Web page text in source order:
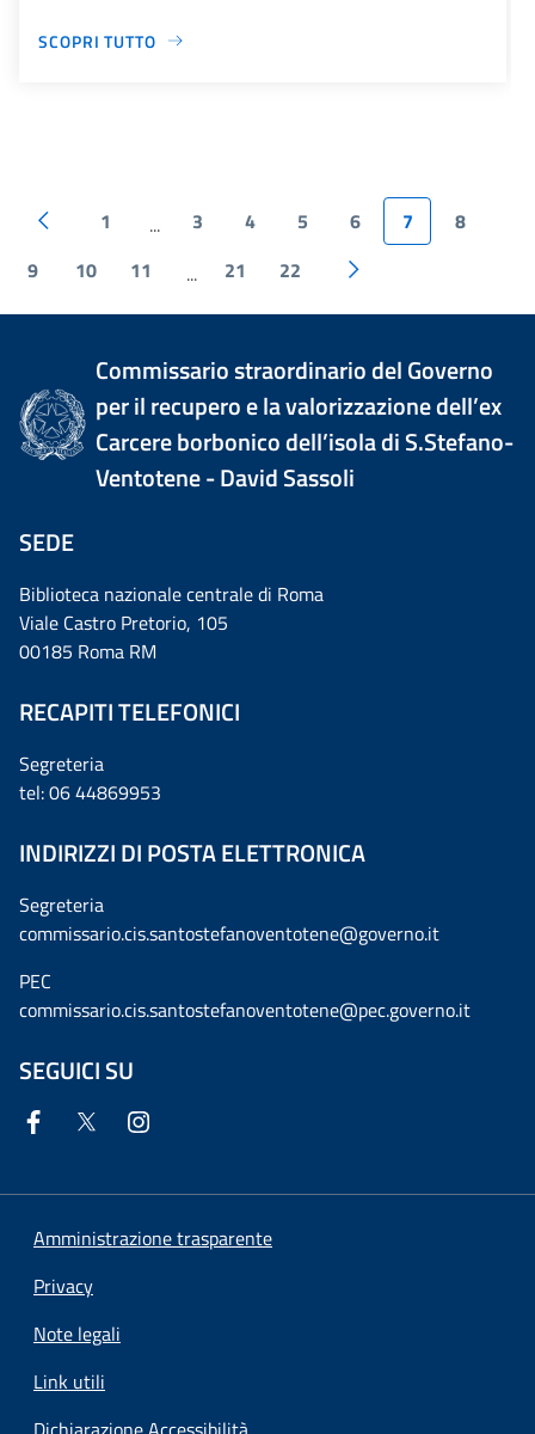
SCOPRI TUTTO
1 ... 3 4 5 6 7
8
9
10 11 ... 21 22
Commissario straordinario del Governo
per il recupero e la valorizzazione dell’ex
Carcere borbonico dell’isola di S.Stefano-
Ventotene - David Sassoli
SEDE
Biblioteca nazionale centrale di Roma
Viale Castro Pretorio, 105
00185 Roma RM
RECAPITI TELEFONICI
Segreteria
tel: 06 44869953
INDIRIZZI DI POSTA ELETTRONICA
Segreteria
commissario.cis.santostefanoventotene@governo.it
PEC
commissario.cis.santostefanoventotene@pec.governo.it
SEGUICI SU
Amministrazione trasparente
Privacy
Note legali
Link utili